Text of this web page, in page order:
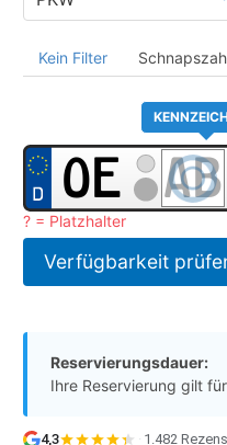
Kein Filter
? = Platzhalter
Verfügbarkeit
Reservierungsdauer:
Ihre Reservierung gilt
4,3 · 1.482